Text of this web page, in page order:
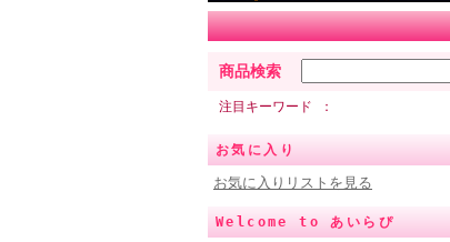
商品検索
注目キーワード
お気に入り
お気に入りリストを見る
Welcome to あいらぴ